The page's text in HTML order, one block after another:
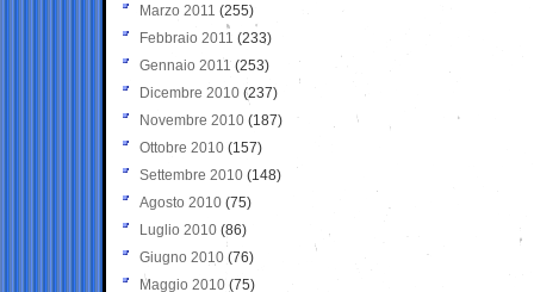
Marzo 2011 (255)
Febbraio 2011 (233)
Gennaio 2011 (253)
Dicembre 2010 (237)
Novembre 2010 (187)
Ottobre 2010 (157)
Settembre 2010 (148)
Agosto 2010 (75)
Luglio 2010 (86)
Giugno 2010 (76)
Maggio 2010 (75)